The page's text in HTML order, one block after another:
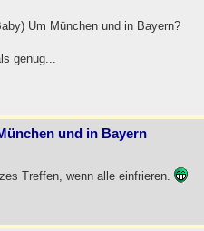
Um München und in Bayern?
genug...
und in Bayern
Treffen, wenn alle einfrieren.